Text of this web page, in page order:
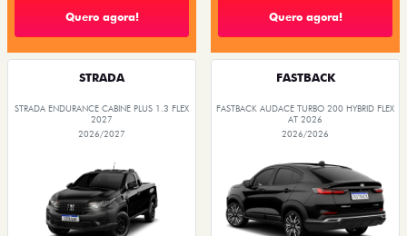
Quero agora! Quero agora!
STRADA
STRADA ENDURANCE CABINE PLUS 1.3 FLEX
2027
2026/2027
FASTBACK
FASTBACK AUDACE TURBO 200 HYBRID FLEX
AT 2026
2026/2026